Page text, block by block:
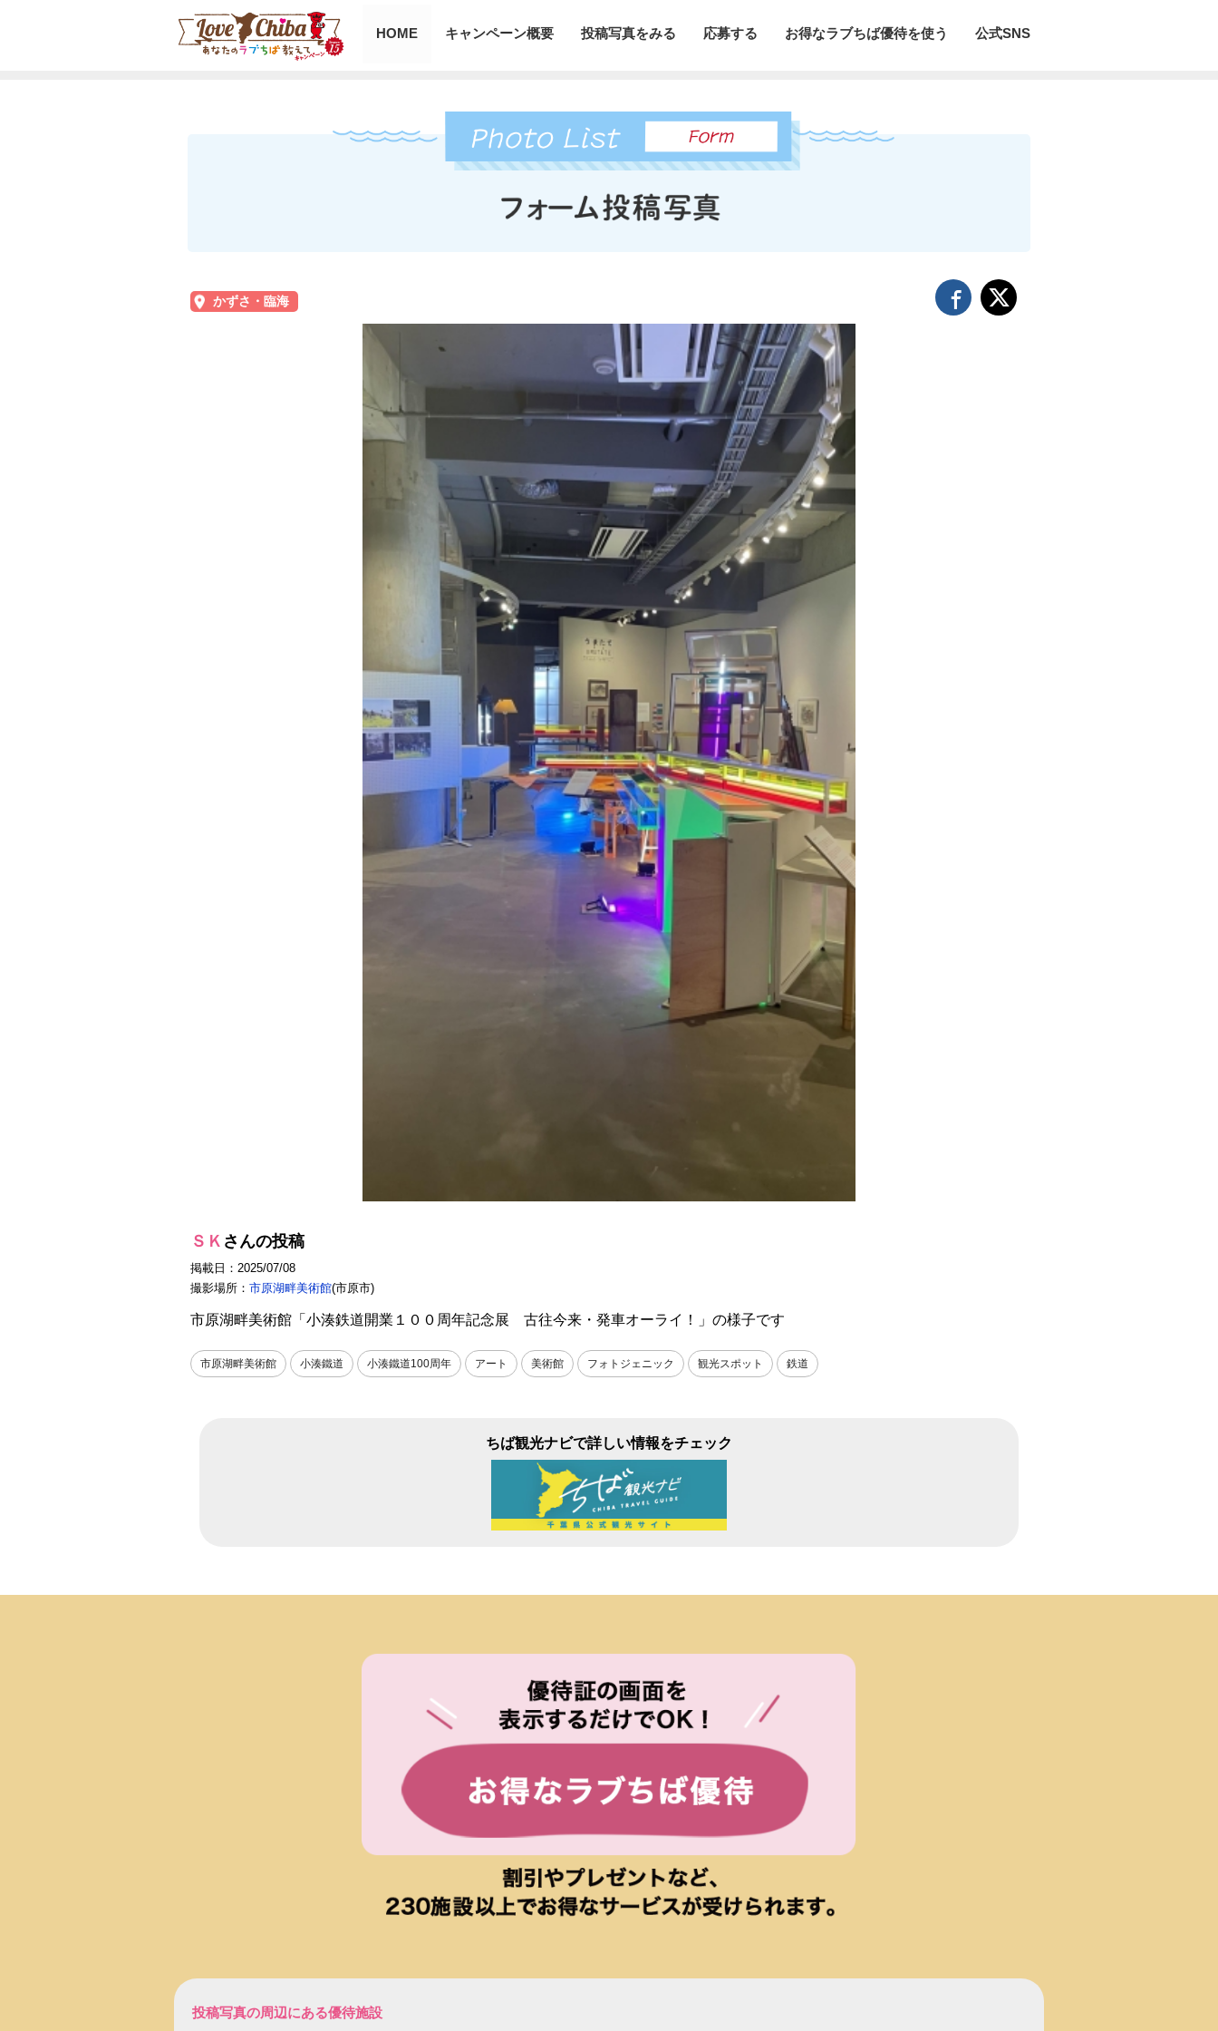
HOME キャンペーン概要 投稿写真をみる 応募する お得なラブちば優待を使う 公式SNS
かずさ・臨海
ＳＫ さんの投稿
掲載日：2025/07/08
撮影場所： 市原湖畔美術館(市原市)
市原湖畔美術館「小湊鉄道開業１００周年記念展 古往今来・発車オーライ！」の様子です
市原湖畔美術館 小湊鐵道 小湊鐵道100周年 アート 美術館 フォトジェニック 観光スポット 鉄道
ちば観光ナビで詳しい情報をチェック
投稿写真の周辺にある優待施設